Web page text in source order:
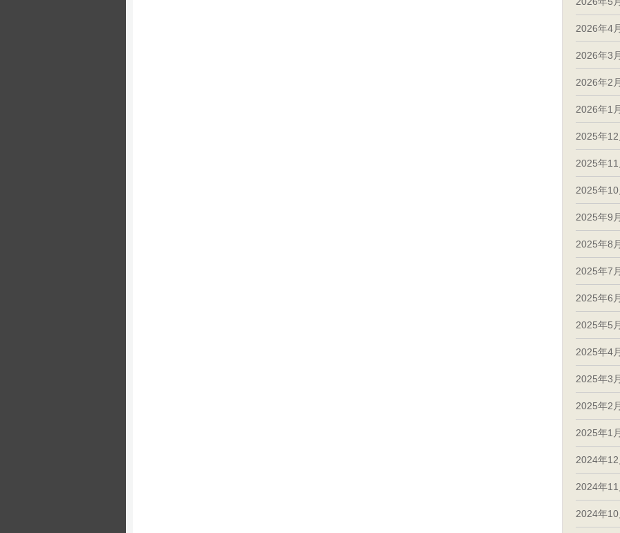
2026年4月
2026年3月
2026年2月
2026年1月
2025年12
2025年11
2025年10
2025年9月
2025年8月
2025年7月
2025年6月
2025年5月
2025年4月
2025年3月
2025年2月
2025年1月
2024年12
2024年11
2024年10